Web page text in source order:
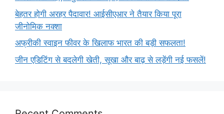
बेहतर होगी अरहर पैदावार! आईसीएआर ने तैयार किया पूरा
जीनोमिक नक्शा
अफ्रीकी स्वाइन फीवर के खिलाफ भारत की बड़ी सफलता!
जीन एडिटिंग से बदलेगी खेती, सूखा और बाढ़ से लड़ेंगी नई फसलें!